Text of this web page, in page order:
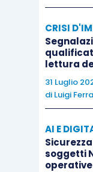
CRISI
lettura
31 Luglio
di Luigi
AI E
soggetti
operative